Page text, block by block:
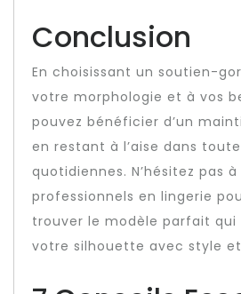
Conclusion
En choisissant un soutien-
votre morphologie et à vos
pouvez bénéficier d’un
en restant à l’aise dans
quotidiennes. N’hésitez pas
professionnels en lingerie
trouver le modèle parfait
votre silhouette avec style